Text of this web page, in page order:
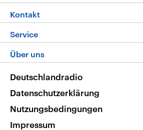
Die Nachrichten
Nachrichtenleicht
Neue Beiträge auf dlf.de
Livestream
Podcasts
Deutschlandfunk App
Nachrichten App
Frequenzen
Kontakt
Hörerservice
Service
FAQ
Veranstaltungen
Musikliste
RSS
Über uns
Deutschlandradio
Datenschutzerklärung
Nutzungsbedingungen
Impressum